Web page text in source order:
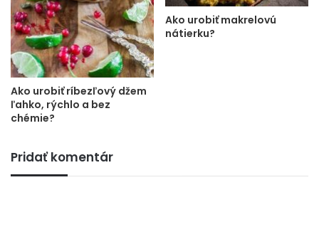
Ako urobiť ríbezľový džem
ľahko, rýchlo a bez
chémie?
Ako urobiť makrelovú
nátierku?
Pridať komentár